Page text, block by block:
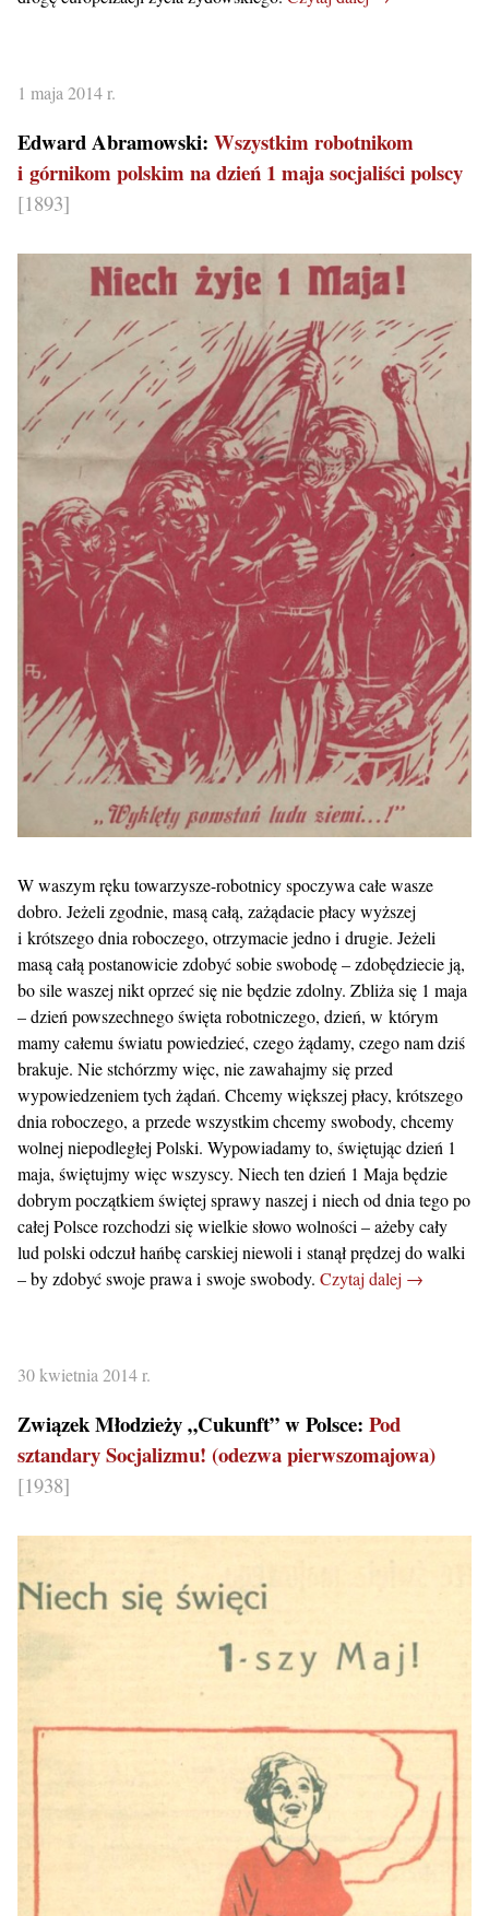
1 maja 2014 r.
Edward Abramowski: Wszystkim robotnikom
i górnikom polskim na dzień 1 maja socjaliści polscy
[1893]
W waszym ręku towarzysze-robotnicy spoczywa całe wasze
dobro. Jeżeli zgodnie, masą całą, zażądacie płacy wyższej
i krótszego dnia roboczego, otrzymacie jedno i drugie. Jeżeli
masą całą postanowicie zdobyć sobie swobodę – zdobędziecie ją,
bo sile waszej nikt oprzeć się nie będzie zdolny. Zbliża się 1 maja
– dzień powszechnego święta robotniczego, dzień, w którym
mamy całemu światu powiedzieć, czego żądamy, czego nam dziś
brakuje. Nie stchórzmy więc, nie zawahajmy się przed
wypowiedzeniem tych żądań. Chcemy większej płacy, krótszego
dnia roboczego, a przede wszystkim chcemy swobody, chcemy
wolnej niepodległej Polski. Wypowiadamy to, świętując dzień 1
maja, świętujmy więc wszyscy. Niech ten dzień 1 Maja będzie
dobrym początkiem świętej sprawy naszej i niech od dnia tego po
całej Polsce rozchodzi się wielkie słowo wolności – ażeby cały
lud polski odczuł hańbę carskiej niewoli i stanął prędzej do walki
– by zdobyć swoje prawa i swoje swobody. Czytaj dalej →
30 kwietnia 2014 r.
Związek Młodzieży „Cukunft” w Polsce: Pod
sztandary Socjalizmu! (odezwa pierwszomajowa)
[1938]